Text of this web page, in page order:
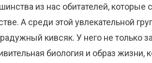
из нас обитателей, которые
А среди этой увлекательной
кивсяк. У него не только
биология и образ жизни,